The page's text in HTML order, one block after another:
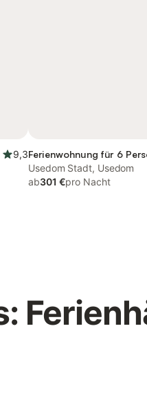
9,3Ferienwohnung für 6
Usedom Stadt, Usedom
ab301 €pro Nacht